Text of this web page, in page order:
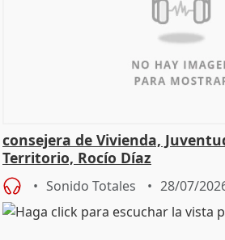
consejera de Vivienda,
Territorio, Rocío Díaz
Sonido Totales 28/07/